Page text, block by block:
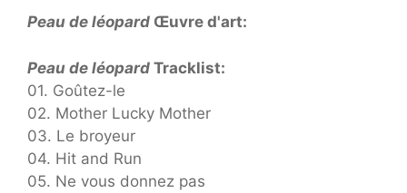
Peau de léopard Œuvre d'art:
Peau de léopard Tracklist:
01. Goûtez-le
02. Mother Lucky Mother
03. Le broyeur
04. Hit and Run
05. Ne vous donnez pas